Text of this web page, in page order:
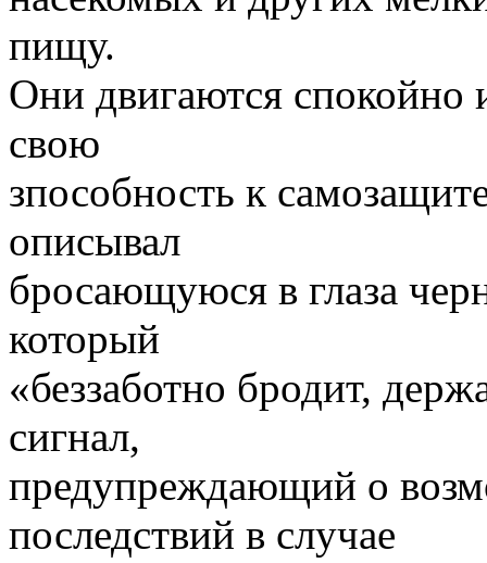
пищу.
Они двигаются спокойно
свою
зпособность к
описывал
бросающуюся в глаза
который
«беззаботно бродит,
сигнал,
предупреждающий о
последствий в случае